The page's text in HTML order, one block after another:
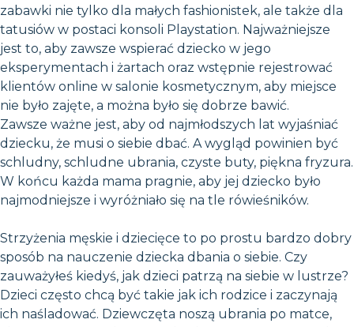
zabawki nie tylko dla małych fashionistek, ale także dla
tatusiów w postaci konsoli Playstation. Najważniejsze
jest to, aby zawsze wspierać dziecko w jego
eksperymentach i żartach oraz wstępnie rejestrować
klientów online w salonie kosmetycznym, aby miejsce
nie było zajęte, a można było się dobrze bawić.
Zawsze ważne jest, aby od najmłodszych lat wyjaśniać
dziecku, że musi o siebie dbać. A wygląd powinien być
schludny, schludne ubrania, czyste buty, piękna fryzura.
W końcu każda mama pragnie, aby jej dziecko było
najmodniejsze i wyróżniało się na tle rówieśników.
Strzyżenia męskie i dziecięce to po prostu bardzo dobry
sposób na nauczenie dziecka dbania o siebie. Czy
zauważyłeś kiedyś, jak dzieci patrzą na siebie w lustrze?
Dzieci często chcą być takie jak ich rodzice i zaczynają
ich naśladować. Dziewczęta noszą ubrania po matce,